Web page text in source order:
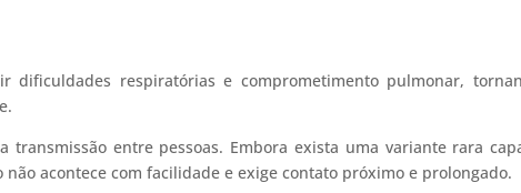
dificuldades respiratórias e comprometimento pulmonar,
transmissão entre pessoas. Embora exista uma variante rara
acontece com facilidade e exige contato próximo e prolongado.